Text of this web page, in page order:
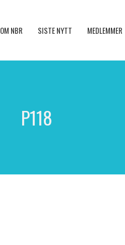
OM NBR SISTE NYTT MEDLEMMER
P118